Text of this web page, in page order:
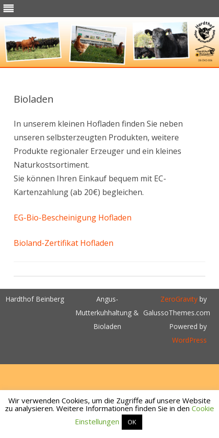
Bioladen
In unserem kleinen Hofladen finden Sie neben
unseren selbsterzeugten Produkten, weitere
Produkte regionaler Erzeuger und ein kleines
Naturkostsortiment.
Sie können Ihren Einkauf bequem mit EC-
Kartenzahlung (ab 20€) begleichen.
EG-Bio-Bescheinigung Hofladen
Bioland-Zertifikat Hofladen
Hardthof Beinberg
Angus-
Mutterkuhhaltung &
Bioladen
ZeroGravityby
GalussoThemes.com
Powered by
WordPress
Wir verwenden Cookies, um die Zugriffe auf unsere Website
zu analysieren. Weitere Informationen finden Sie in den Cookie
Einstellungen
OK